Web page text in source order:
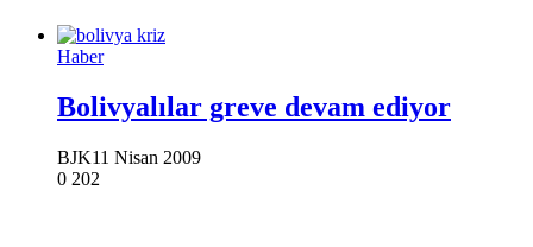
Haber
Bolivyalılar greve devam ediyor
BJK11 Nisan 2009
0 202